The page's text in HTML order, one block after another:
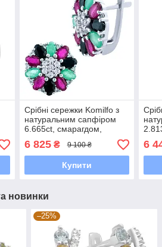
Срібні сережки Komilfo з
натуральним сапфіром
6.665ct, смарагдом,
рубіном (1843116)
6 825₴ 9 100 ₴
Купити
6
новинки
–25%